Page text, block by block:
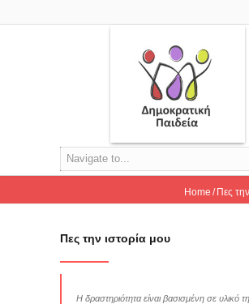
Navigate to...
Home Πες
Πες την ιστορία μου
Η δραστηριότητα είναι βασισμένη σε υλικό